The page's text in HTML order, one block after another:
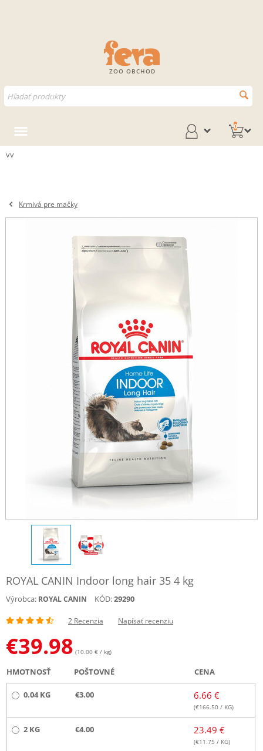
ZOO OBCHOD
0
vv
Krmivá pre mačky
ROYAL CANIN Indoor long hair 35 4 kg
Výrobca: ROYAL CANIN KÓD:29290
2 Recenzia Napísať recenziu
€39.98 (10.00 € / kg)
HMOTNOSŤ POŠTOVNÉ CENA
0.04 KG €3.00 6.66 €
(€166.50 / KG)
2 KG €4.00 23.49 €
(€11.75 / KG)